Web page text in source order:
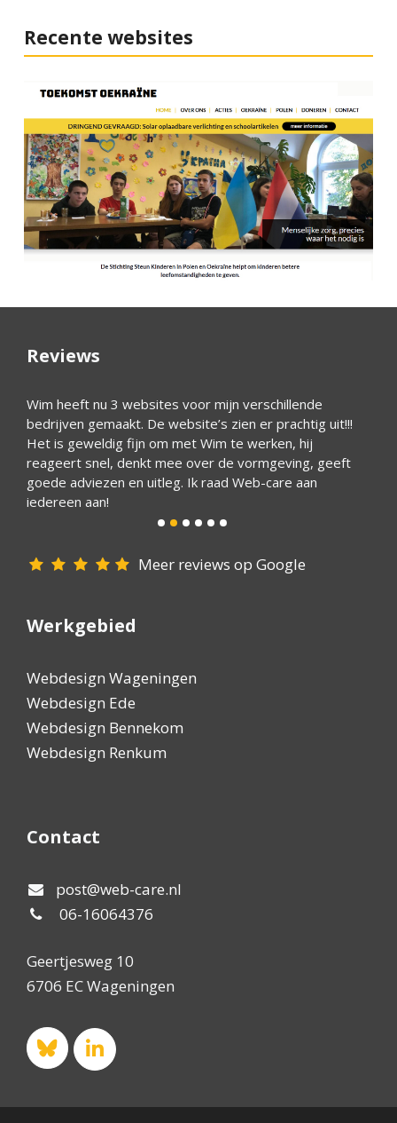
Recente websites
Reviews
Wim heeft nu 3 websites voor mijn verschillende
bedrijven gemaakt. De website’s zien er prachtig uit!!!
Het is geweldig fijn om met Wim te werken, hij
reageert snel, denkt mee over de vormgeving, geeft
goede adviezen en uitleg. Ik raad Web-care aan
iedereen aan!
Meer reviews op Google
Werkgebied
Webdesign Wageningen
Webdesign Ede
Webdesign Bennekom
Webdesign Renkum
Contact
post@web-care.nl
06-16064376
Geertjesweg 10
6706 EC Wageningen